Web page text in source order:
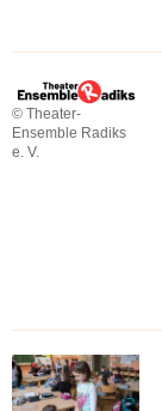
© Theater-
Ensemble Radiks
e. V.